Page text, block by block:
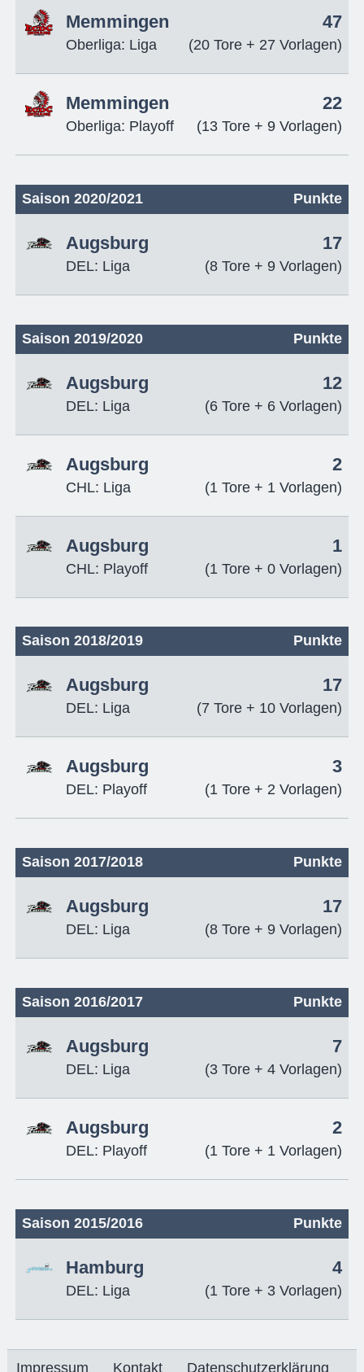
Memmingen
Oberliga: Liga
47
(20 Tore + 27 Vorlagen)
Memmingen
Oberliga: Playoff
22
(13 Tore + 9 Vorlagen)
Saison 2020/2021 Punkte
Augsburg
DEL: Liga
17
(8 Tore + 9 Vorlagen)
Saison 2019/2020 Punkte
Augsburg
DEL: Liga
12
(6 Tore + 6 Vorlagen)
Augsburg
CHL: Liga
2
(1 Tore + 1 Vorlagen)
Augsburg
CHL: Playoff
1
(1 Tore + 0 Vorlagen)
Saison 2018/2019 Punkte
Augsburg
DEL: Liga
17
(7 Tore + 10 Vorlagen)
Augsburg
DEL: Playoff
3
(1 Tore + 2 Vorlagen)
Saison 2017/2018 Punkte
Augsburg
DEL: Liga
17
(8 Tore + 9 Vorlagen)
Saison 2016/2017 Punkte
Augsburg
DEL: Liga
7
(3 Tore + 4 Vorlagen)
Augsburg
DEL: Playoff
2
(1 Tore + 1 Vorlagen)
Saison 2015/2016 Punkte
Hamburg
DEL: Liga
4
(1 Tore + 3 Vorlagen)
Impressum Kontakt Datenschutzerklärung